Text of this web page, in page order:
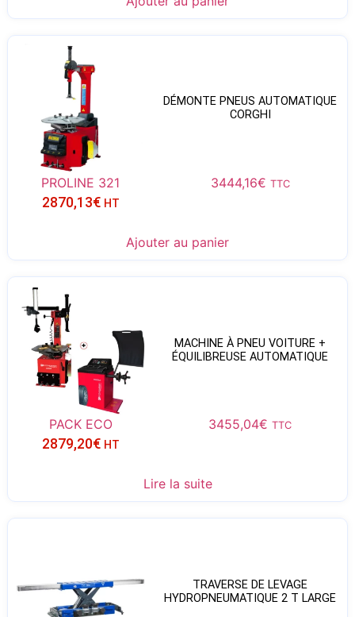
DÉMONTE PNEUS AUTOMATIQUE
CORGHI
PROLINE 321 3444,16€ TTC
2870,13€ HT
Ajouter au panier
MACHINE À PNEU VOITURE +
ÉQUILIBREUSE AUTOMATIQUE
PACK ECO 3455,04€ TTC
2879,20€ HT
Lire la suite
TRAVERSE DE LEVAGE
HYDROPNEUMATIQUE 2 T LARGE